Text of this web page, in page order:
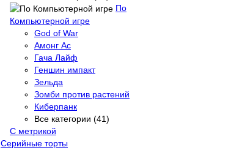
По
Компьютерной игре
God of War
Амонг Ас
Гача Лайф
Геншин импакт
Зельда
Зомби против растений
Киберпанк
Все категории (41)
С метрикой
Серийные торты